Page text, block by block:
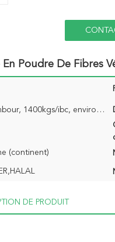
Poudre De Fibres
275kgs/tambour, 1400kgs/ibc, environ 20 tonnes/20&#39;gp
(continent)
DE PRODUIT